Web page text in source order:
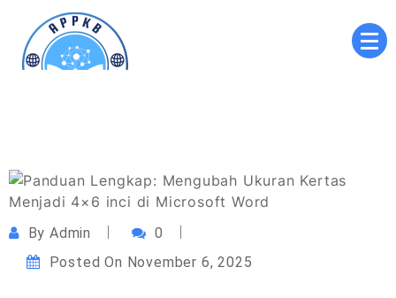
content
ByAdmin
0
Posted On November 6, 2025